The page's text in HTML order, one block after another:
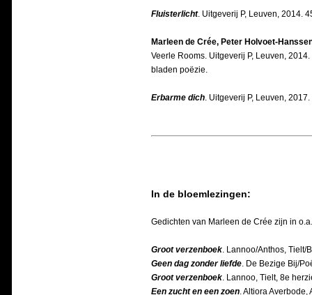
Fluisterlicht. Uitgeverij P, Leuven, 2014.
Marleen de Crée, Peter Holvoet-
Veerle Rooms. Uitgeverij P, Leuven,
bladen poëzie.
Erbarme dich. Uitgeverij P, Leuven, 2017.
In de bloemlezingen:
Gedichten van Marleen de Crée zijn in
Groot verzenboek. Lannoo/Anthos, Tielt/
Geen dag zonder liefde. De Bezige Bij/
Groot verzenboek. Lannoo, Tielt, 8e
Een zucht en een zoen. Altiora Averbode,